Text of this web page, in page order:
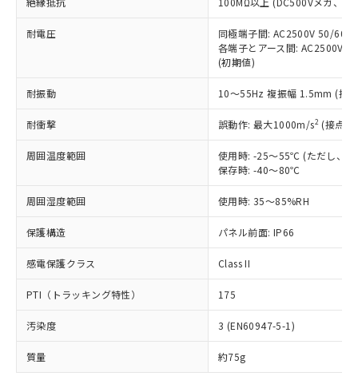
耐電圧
同極端子間: AC2500V 50/
各端子とアース間: AC2500V
(初期値)
耐振動 10～55Hz 複振幅 1.5mm (接
耐衝撃 誤動作: 最大1000m/s2 (接点
周囲温度範囲
使用時: -25～55℃ (ただし、氷
保存時: -40～80℃
周囲湿度範囲 使用時: 35～85%RH
保護構造 パネル前面: IP66
感電保護クラス Class II
PTI（トラッキング特性） 175
汚染度 3 (EN60947-5-1)
質量 約75g
ことをご了承ください。
在庫状況および標準価格照会結果は、
記載している更新日時点での社内デー
タに基づき作成されるものであり、閲
覧された時点での実際の在庫および標
準価格とは異なる場合があることをご
正式な納期状況および標準価格はお客
様のお取引先、またはお客様担当のオ
ムロン制御機器販売店・当社販売員に
オムロン制御機器販売店や当社販売拠
販売ネットワーク
」をご確認
在庫状況および標準価格結果を当社の
事前の承諾なく第三者に漏洩または開
示しないようお願いします。
マイパーツ機能（部品リスト作成サー
メンバーズにご登録されている必要が
お客様が当ウェブサイト上で当社にご
いたものが、含有品と判明した場合などや
むを得ず変更することがあります。
鉛(Pb) 1000ppm以下、 水銀(Hg) 1000ppm以下、 カド
六価クロム(Cr(Ⅵ)) 1000ppm以下、ポリ臭化ビフェニル
ル) (DEHP)(別名：DOP) 1000ppm以下、フタル酸ブチ
ルベンジル（BBP） 1000ppm以下、フタル酸ジブチル
（DBP） 1000ppm以下、フタル酸ジイソブチル
(DIBP) 1000ppm以下
但し、RoHS指令で産業用監視および制御機器に対する
フタル酸エステル類の４物質については閾値を超える意
※2 対応予定月
部品在庫の切り替え状況などにより、予定
月が前後することがあります。
※3 非含有証明書ダウンロード
基準値を超えていることを示します。
「－」：未確認です。当社販売部門へお問
*中国RoHS10物質の基準値 (GB/T26572)：
Cr(Ⅵ)(六価クロム) : 1000ppm、 PBBs(ポリ臭化ビフェ
ニル類) : 1000ppm、 PBDEs(ポリ臭化ジフェニルエーテ
DBP(フタル酸ジブチル) : 1000ppm、 DIBP(フタル酸ジ
イソブチル) : 1000ppm、 BBP(フタル酸ブチルベンジ
DEHP(フタル酸ビス(2-エチルヘキシル)) : 1000ppm
※2 環境保護使用期限
「ｅ」：有害物質（10物質）のすべてが基
準値以下であることを示します。
「10」：通常の使用状況下において有害物
質が外部に漏えいし、環境に深刻な影響を
及ぼさない年数を意味します。
「－」：未確認です。当社販売部門へお問
当社は、これら貴社製品のうち、外国
為替および外国貿易法に定める商品
（以下｢規制貨物等」という）を輸出
または国外への提供する場合は、日本
国政府の輸出許可(または役務取引許
可)を取得するなどの必要な手続きを
当社は規制貨物を破棄する場合は、完
全に破砕するなど、違法に輸出されな
いよう必要な手段を講じます。
当社は貴社製品を、核兵器、ミサイ
ル、化学兵器、生物兵器またはその他
武器並びにこれらの製造装置等に一切
当社は、貴社製品を第三者に販売する
場合は、上記1、2および3の内容を当
該第三者に通知します。また当社は、
販売先および販売に係わる関係者が違
法に輸出するおそれがある場合は、取
り引きをいたしません。
一定数以上の在庫あり
△ 一定数には満たないが在庫あり
－
在庫なし(最新の在庫状況につ
いては、お客様のお取引先、ま
たはお客様担当のオムロン制御
機器販売店・当社販売員にご確
空
受注生産機種、また在庫状況の
情報を公開していない機種